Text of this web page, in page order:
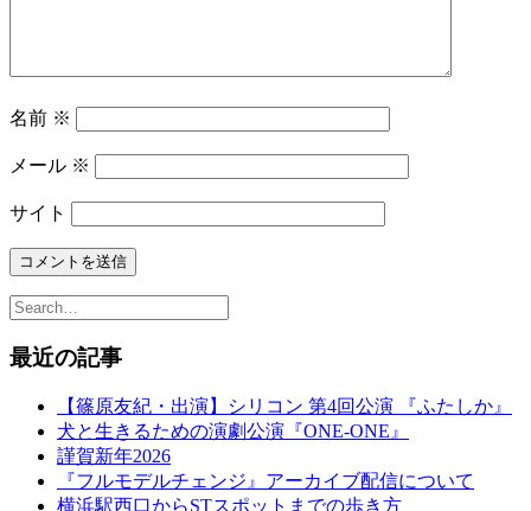
名前 ※
メール ※
サイト
最近の記事
【篠原友紀・出演】シリコン 第4回公演 『ふたしか』
犬と生きるための演劇公演『ONE-ONE』
謹賀新年2026
『フルモデルチェンジ』アーカイブ配信について
横浜駅西口からSTスポットまでの歩き方